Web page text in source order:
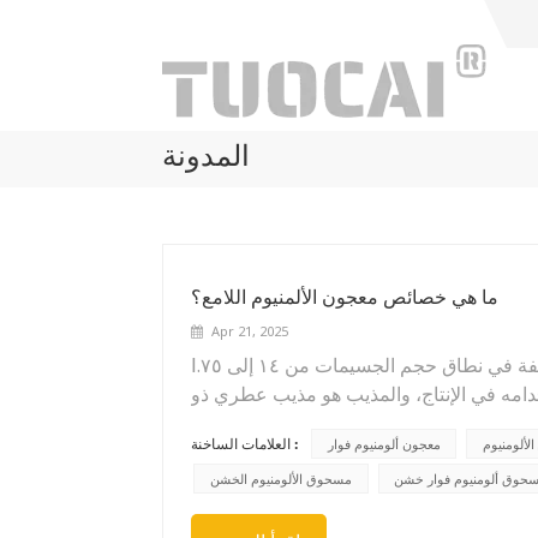
المدونة
ما هي خصائص معجون الألمنيوم اللامع؟
Apr 21, 2025
Ⅰ.متألق الألومنيوم لصق: معجون ألومنيوم لامع بتأثيرات وميض مختلفة في نطاق حجم الجسيمات من ١٤ إلى ٧٥
في الإنتاج، والمذيب هو مذيب عطري ذو
والزاوية. تختلف تأثيرات الضوء حسب شكل
إلى نوعين: نوع الوميض القوي ونوع الدولار
وهو بياض أدق، ولون أكثر خشونة، ونقطة
العلامات الساخنة : معجون ألومنيوم فوار
مسحوق الألومنيوم الخشن
ألومنيوم فوار خشن